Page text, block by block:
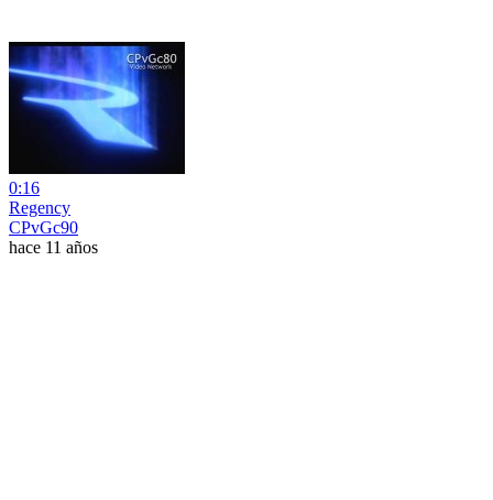
0:16
Regency
CPvGc90
hace 11 años